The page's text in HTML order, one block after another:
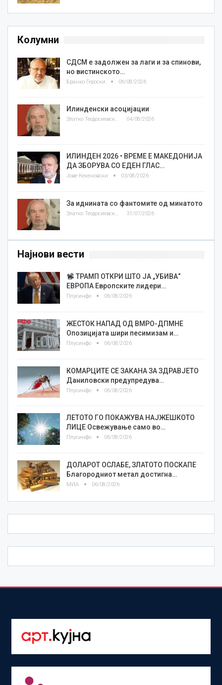
Колумни
СДСМ е задолжен за лаги и за спинови,
но вистинското…
Бранко Героски 06/08/2026
Илинденски асоцијации
Златко Теодосиевски 04/08/2026
ИЛИНДЕН 2026 • ВРЕМЕ Е МАКЕДОНИЈА
ДА ЗБОРУВА СО ЕДЕН ГЛАС…
Јове Кекеновски 03/08/2026
За иднината со фантомите од минатото
Златко Теодосиевски 31/07/2026
Најнови вести
ТРАМП ОТКРИ ШТО ЈА „УБИВА“
ЕВРОПА Европските лидери…
Плусинфо 06/08/2026
ЖЕСТОК НАПАД ОД ВМРО-ДПМНЕ
Опозицијата шири песимизам и…
Плусинфо 06/08/2026
КОМАРЦИТЕ СЕ ЗАКАНА ЗА ЗДРАВЈЕТО
Даниловски предупредува…
Плусинфо 06/08/2026
ЛЕТОТО ГО ПОКАЖУВА НАЈЖЕШКОТО
ЛИЦE Освежување само во…
Плусинфо 06/08/2026
ДОЛАРОТ ОСЛАБЕ, ЗЛАТОТО ПОСКАПЕ
Благородниот метал достигна…
МИА 06/08/2026